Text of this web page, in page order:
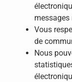
Vous
de
Nous